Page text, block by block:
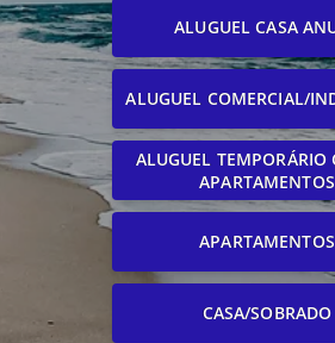
ALUGUEL CASA
ALUGUEL COMERCIAL/
ALUGUEL TEMPORÁRIO
APARTAMENTOS
APARTAMENTOS
CASA/SOBRADO